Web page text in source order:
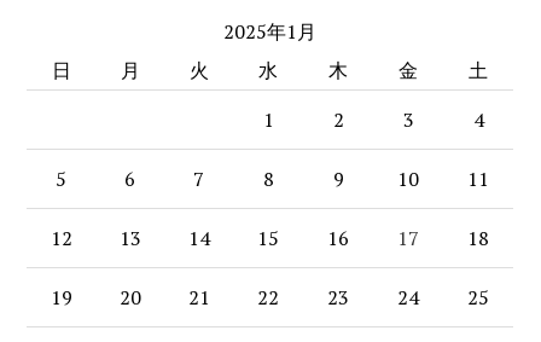
2025年1月
日
月 火 水 木 金
土
1
2 3 4
5 6 7 8 9 10 11
12 13 14 15 16 17 18
19 20 21 22 23 24 25